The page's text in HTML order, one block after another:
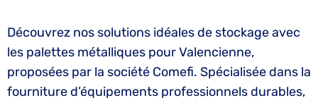
Découvrez nos solutions idéales de stockage avec
les palettes métalliques pour Valencienne,
proposées par la société Comefi. Spécialisée dans la
fourniture d’équipements professionnels durables,